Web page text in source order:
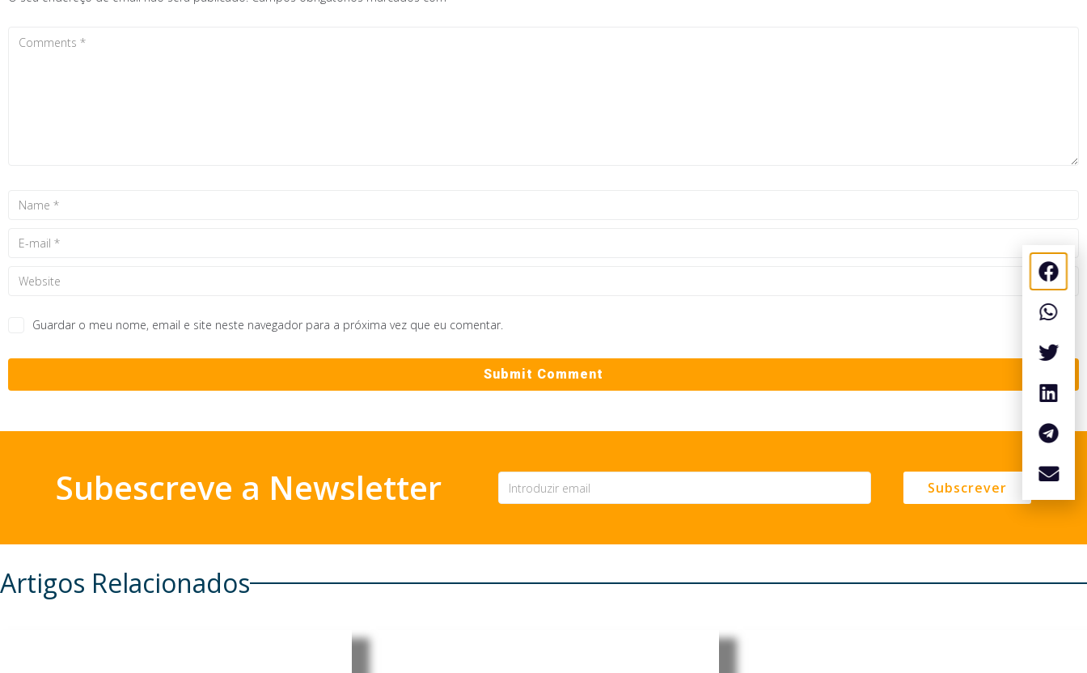
Guardar o meu nome, email e site neste navegador para a próxima vez que eu comentar.
Subescreve a Newsletter Subscrever
Artigos Relacionados